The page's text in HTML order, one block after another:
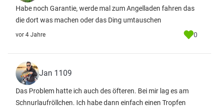
Habe noch Garantie, werde mal zum Angelladen fahren das
die dort was machen oder das Ding umtauschen
vor 4 Jahre 0
Jan 1109
Das Problem hatte ich auch des öfteren. Bei mir lag es am
Schnurlaufröllchen. Ich habe dann einfach einen Tropfen